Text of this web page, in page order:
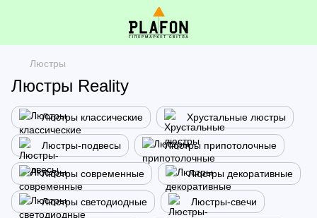
Люстры
Люстры Reality
Люстры классические Хрустальные люстры
Люстры-подвесы Люстры припотолочные
Люстры современные Люстры декоративные
Люстры светодиодные Люстры-свечи